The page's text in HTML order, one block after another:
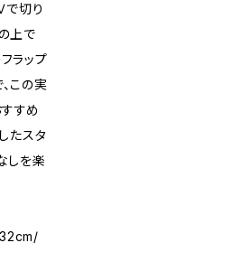
で切り
上で
ラップ
この実
すめ
たスタ
しを楽